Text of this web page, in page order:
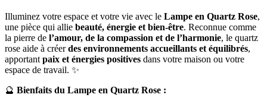
Illuminez votre espace et votre vie avec le Lampe en Quartz Rose,
une pièce qui allie beauté, énergie et bien-être. Reconnue comme
la pierre de l’amour, de la compassion et de l’harmonie, le quartz
rose aide à créerdes environnements accueillants et équilibrés,
apportant paix et énergies positives dans votre maison ou votre
espace de travail. ✨
🔮 Bienfaits du Lampe en Quartz Rose :